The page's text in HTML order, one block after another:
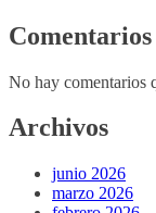
No hay comentarios
Archivos
junio 2026
marzo 2026